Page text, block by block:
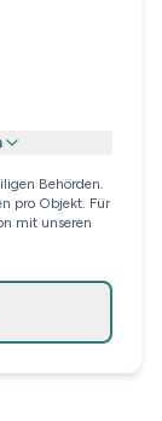
Behörden.
pro Objekt. Für
mit unseren